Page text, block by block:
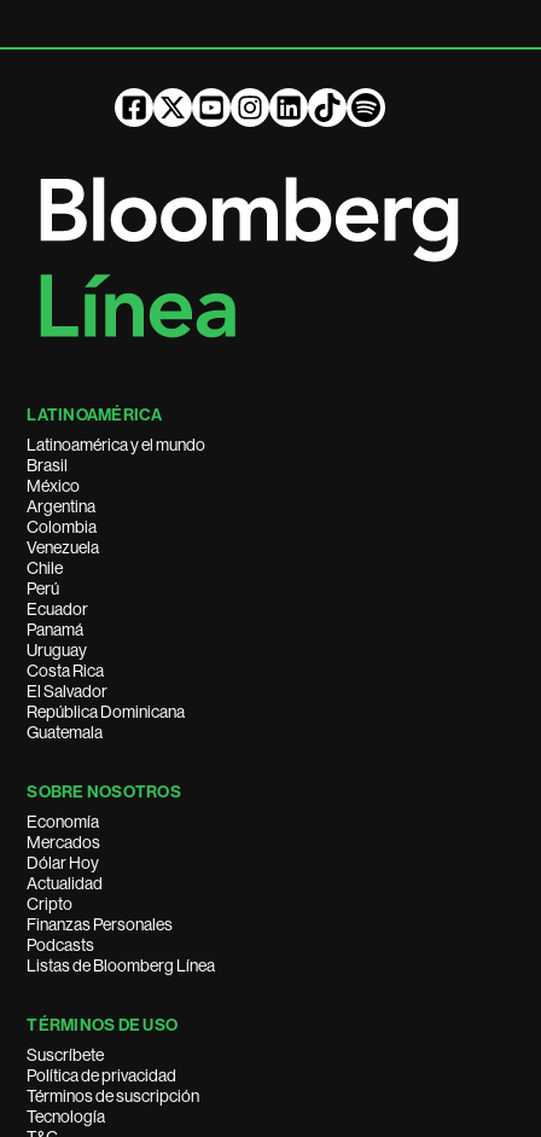
LATINOAMÉRICA
Latinoamérica y el mundo
Brasil
México
Argentina
Colombia
Venezuela
Chile
Perú
Ecuador
Panamá
Uruguay
Costa Rica
El Salvador
República Dominicana
Guatemala
SOBRE NOSOTROS
Economía
Mercados
Dólar Hoy
Actualidad
Cripto
Finanzas Personales
Podcasts
Listas de Bloomberg Línea
TÉRMINOS DE USO
Suscríbete
Política de privacidad
Términos de suscripción
Tecnología